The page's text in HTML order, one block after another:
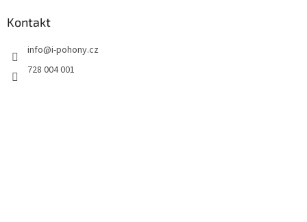
Kontakt
info@i-pohony.cz
728 004 001